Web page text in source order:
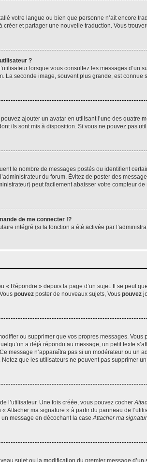
votre langue ou bien que personne n’ait encore
créer et partager une nouvelle traduction. Vous
?
lorsque vous consultez les messages
La seconde image, souvent plus grande, est
ajouter un avatar en utilisant l’une des quatre
ils sont mis à disposition. Si vous ne pouvez pas
le nombre de messages postés ou identifient
du forum. Évitez de poster des
peut facilement abaisser votre compteur de
de me connecter !?
intégré (si la fonction a été activée par
« Répondre » depuis la page d’un sujet. Il se peut
pouvez poster de nouveaux sujets, Vous pouvez
ou supprimer que vos propres messages.
a déjà répondu au message, un petit texte
message n’apparaîtra pas si un modérateur ou
que les utilisateurs ne peuvent pas supprimer
l’utilisateur. Une fois créée, vous pouvez cocher
Attacher ma signature » à partir du panneau de
message en décochant la caseAttacher ma
sujet ou la modification du premier message